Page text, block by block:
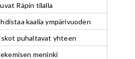
Räpin tilalla
kaalia ympärivuoden
puhaltavat yhteen
meninki